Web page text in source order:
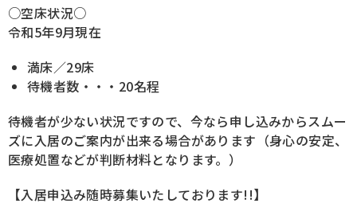
○空床状況○
令和5年9月現在
満床／29床
待機者数・・・20名程
待機者が少ない状況ですので、今なら申し込みからスムー
ズに入居のご案内が出来る場合があります（身心の安定、
医療処置などが判断材料となります。）
【入居申込み随時募集いたしております!!】